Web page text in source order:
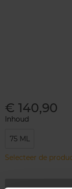
€ 140,90
Inhoud
75 ML
Selecteer de